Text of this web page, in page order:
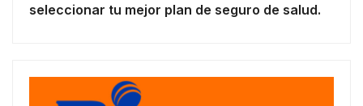
seleccionar tu mejor plan de seguro de salud.